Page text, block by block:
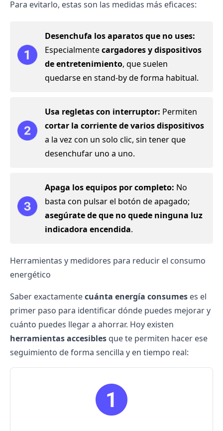
Para evitarlo, estas son las medidas más eficaces:
Desenchufa los aparatos que no uses:
Especialmentecargadores y dispositivos
de entretenimiento, que suelen
quedarse en stand-by de forma habitual.
Usa regletas con interruptor: Permiten
cortar la corriente de varios dispositivos
a la vez con un solo clic, sin tener que
desenchufar uno a uno.
Apaga los equipos por completo: No
basta con pulsar el botón de apagado;
asegúrate de que no quede ninguna luz
indicadora encendida.
Herramientas y medidores para reducir el consumo
energético
Saber exactamentecuánta energía consumes es el
primer paso para identificar dónde puedes mejorar y
cuánto puedes llegar a ahorrar. Hoy existen
herramientas accesibles que te permiten hacer ese
seguimiento de forma sencilla y en tiempo real: